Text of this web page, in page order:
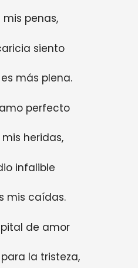
penas,
siento
más plena.
perfecto
heridas,
infalible
mis caídas.
de amor
la tristeza,